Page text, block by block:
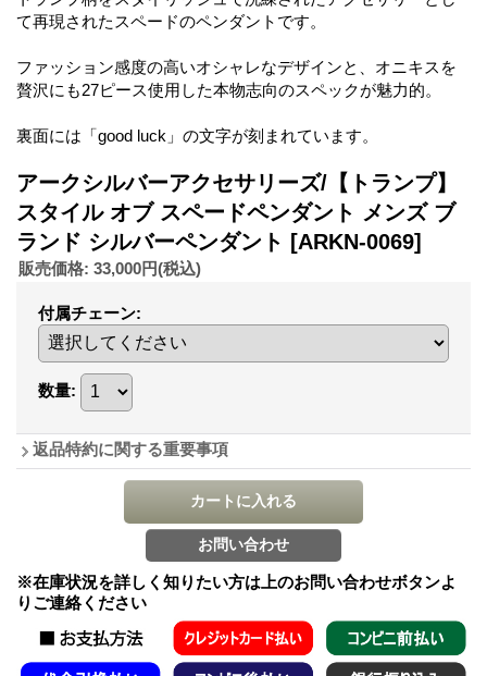
て再現されたスペードのペンダントです。
ファッション感度の高いオシャレなデザインと、オニキスを
贅沢にも27ピース使用した本物志向のスペックが魅力的。
裏面には「good luck」の文字が刻まれています。
アークシルバーアクセサリーズ/【トランプ】
スタイル オブ スペードペンダント メンズ ブ
ランド シルバーペンダント [ARKN-0069]
販売価格: 33,000円(税込)
付属チェーン:
数量:
返品特約に関する重要事項
※在庫状況を詳しく知りたい方は上のお問い合わせボタンよ
りご連絡ください